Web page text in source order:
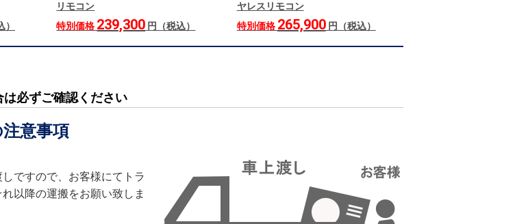
リモコン
特別価格 239,300 円（税込）
ヤレスリモコン
特別価格 265,900円（税込）
必ずご確認ください
意事項
しですので、お客様にてトラ
以降の運搬をお願い致しま